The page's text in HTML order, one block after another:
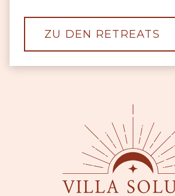
ZU DEN RETREATS